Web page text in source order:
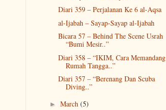
Diari 359 – Perjalanan Ke 6 al-Aqsa
al-Ijabah – Sayap-Sayap al-Ijabah
Bicara 57 – Behind The Scene Usrah
“Bumi Mesir..”
Diari 358 – “IKIM, Cara Memandang
Rumah Tangga..”
Diari 357 – “Berenang Dan Scuba
Diving..”
► March (5)